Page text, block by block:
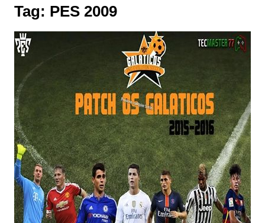
Tag: PES 2009